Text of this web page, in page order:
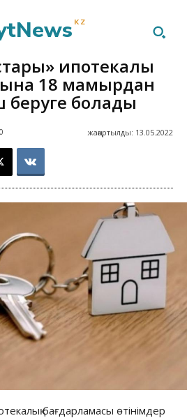
KZ
ипотекалық
18 мамырдан
беруге болады
жаңартылды: 13.05.2022
0
бағдарламасы өтінімдер